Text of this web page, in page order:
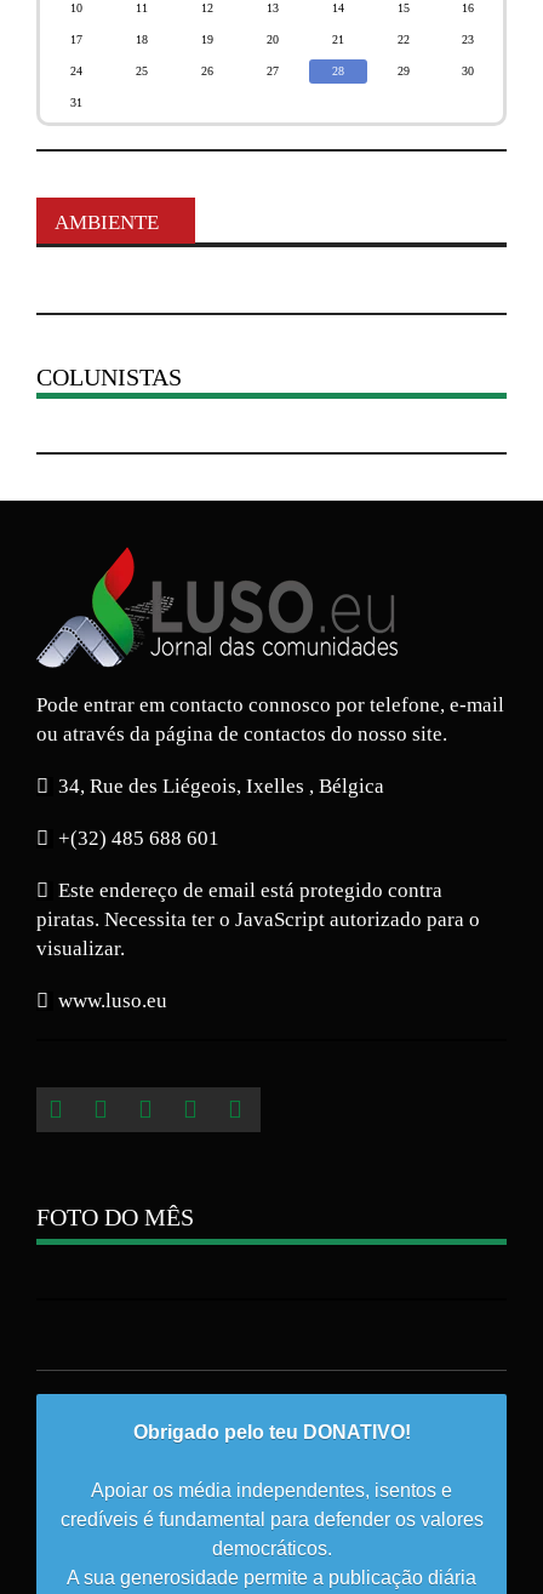
10 11 12 13 14 15 16
17 18 19 20 21 22 23
24 25 26 27 28 29 30
31
AMBIENTE
COLUNISTAS
Pode entrar em contacto connosco por telefone, e-mail
ou através da página de contactos do nosso site.
34, Rue des Liégeois, Ixelles , Bélgica
+(32) 485 688 601
Este endereço de email está protegido contra
piratas. Necessita ter o JavaScript autorizado para o
visualizar.
www.luso.eu
FOTO DO MÊS
Obrigado pelo teu DONATIVO!
Apoiar os média independentes, isentos e
credíveis é fundamental para defender os valores
democráticos.
A sua generosidade permite a publicação diária